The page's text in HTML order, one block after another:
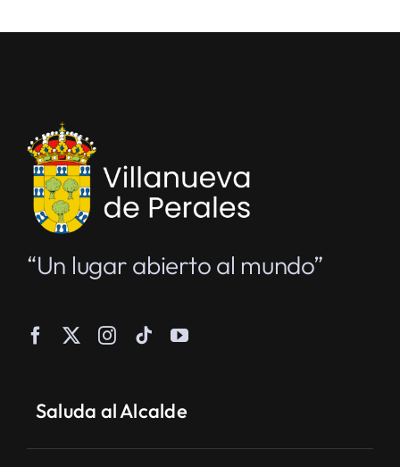
“Un lugar abierto al mundo”
Saluda al Alcalde